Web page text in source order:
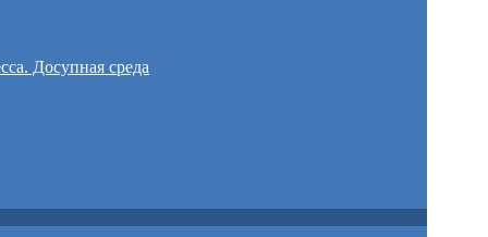
Досупная среда